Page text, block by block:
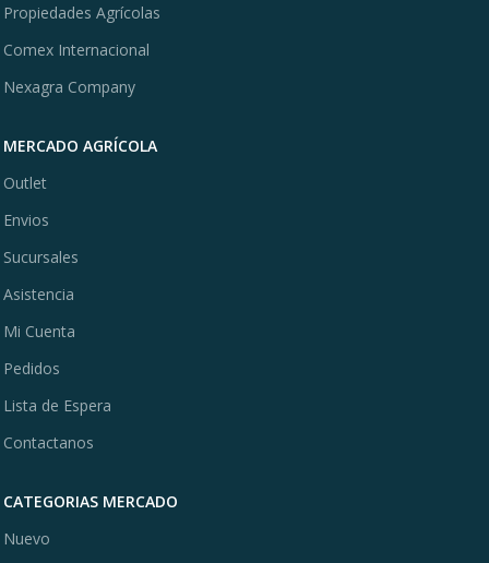
Propiedades Agrícolas
Comex Internacional
Nexagra Company
MERCADO AGRÍCOLA
Outlet
Envios
Sucursales
Asistencia
Mi Cuenta
Pedidos
Lista de Espera
Contactanos
CATEGORIAS MERCADO
Nuevo